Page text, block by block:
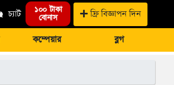
চ্যাট ১০০ টাকা
বোনাস ফ্রি বিজ্ঞাপন দিন
কম্পেয়ার ব্লগ